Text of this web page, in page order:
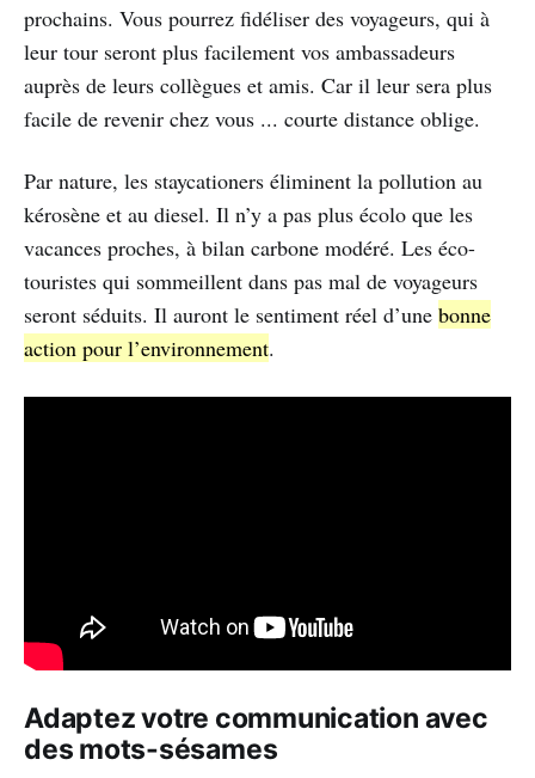
prochains. Vous pourrez fidéliser des voyageurs, qui à
leur tour seront plus facilement vos ambassadeurs
auprès de leurs collègues et amis. Car il leur sera plus
facile de revenir chez vous ... courte distance oblige.
Par nature, les staycationers éliminent la pollution au
kérosène et au diesel. Il n’y a pas plus écolo que les
vacances proches, à bilan carbone modéré. Les éco-
touristes qui sommeillent dans pas mal de voyageurs
seront séduits. Il auront le sentiment réel d’une bonne
action pour l’environnement.
Adaptez votre communication avec
des mots-sésames